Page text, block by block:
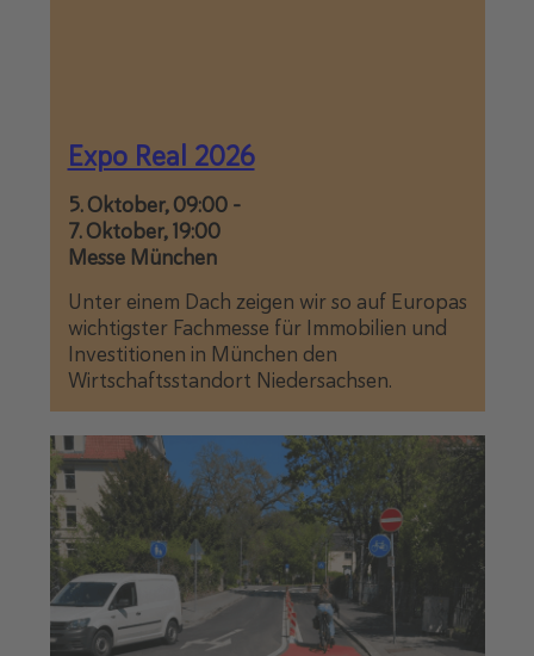
Expo Real 2026
Unter einem Dach zeigen wir so auf Europas
wichtigster Fachmesse für Immobilien und
Investitionen in München den
Wirtschaftsstandort Niedersachsen.
5. Oktober, 09:00-
7. Oktober, 19:00
Messe München